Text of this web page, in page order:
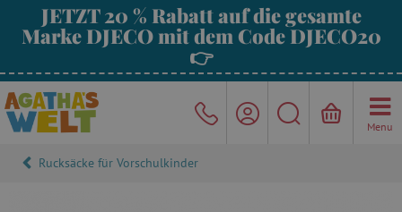
JETZT 20 % Rabatt auf die gesamte
Marke DJECO mit dem Code DJECO20
👉
Menu
Rucksäcke für Vorschulkinder